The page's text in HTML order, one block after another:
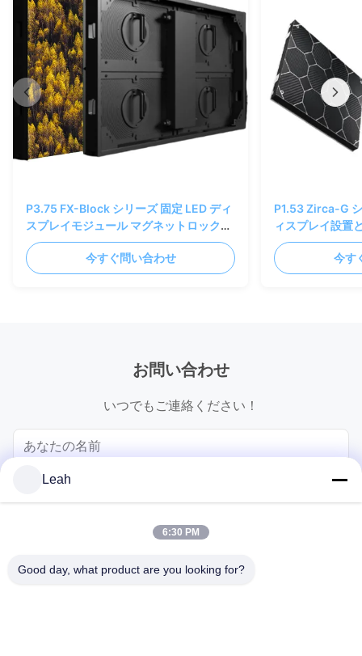
P3.75 FX-Block シリーズ 固定 LED ディ
スプレイモジュール マグネットロックデ
ザイン (屋内用)
今すぐ問い合わせ
P1.53 Zirca-G
ィスプレイ設置
今す
お問い合わせ
いつでもご連絡ください！
Leah
6:30 PM
Good day, what product are you looking for?